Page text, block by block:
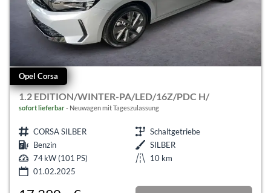
Opel Corsa
1.2 EDITION/WINTER-PA/LED/16Z/PDC H/
sofort lieferbar Neuwagen mit Tageszulassung
CORSA SILBER
Schaltgetriebe
Benzin
SILBER
74 kW (101 PS)
10 km
01.02.2025